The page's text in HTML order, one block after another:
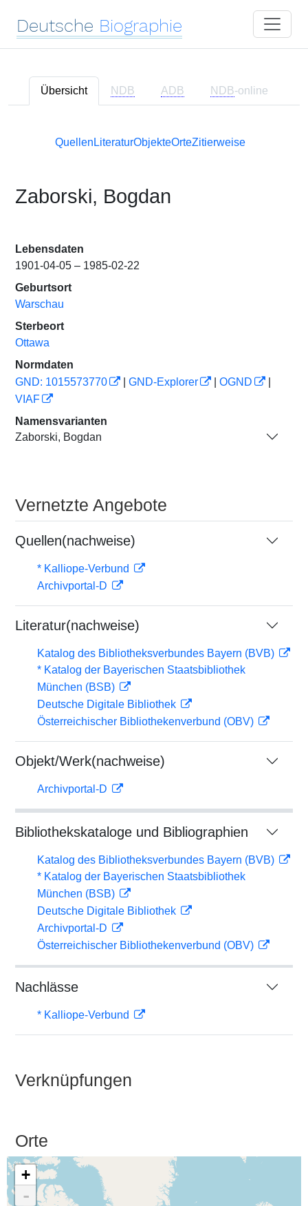
Deutsche Biographie
Übersicht NDB ADB NDB-online
Quellen LiteraturObjekteOrteZitierweise
Zaborski, Bogdan
Lebensdaten
1901-04-05 – 1985-02-22
Geburtsort
Warschau
Sterbeort
Ottawa
Normdaten
GND: 1015573770
GND-Explorer OGND
VIAF
Namensvarianten
Zaborski, Bogdan
Vernetzte Angebote
Quellen(nachweise)
* Kalliope-Verbund
Archivportal-D
Literatur(nachweise)
Katalog des Bibliotheksverbundes Bayern (BVB)
* Katalog der Bayerischen Staatsbibliothek
München (BSB)
Deutsche Digitale Bibliothek
Österreichischer Bibliothekenverbund (OBV)
Objekt/Werk(nachweise)
Archivportal-D
Bibliothekskataloge und Bibliographien
Katalog des Bibliotheksverbundes Bayern (BVB)
* Katalog der Bayerischen Staatsbibliothek
München (BSB)
Deutsche Digitale Bibliothek
Archivportal-D
Österreichischer Bibliothekenverbund (OBV)
Nachlässe
* Kalliope-Verbund
Verknüpfungen
Orte
+
-